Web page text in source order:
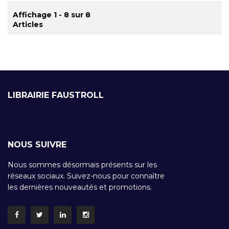
Affichage 1 - 8 sur 8
Articles
LIBRAIRIE FAUSTROLL
NOUS SUIVRE
Nous sommes désormais présents sur les
réseaux sociaux. Suivez-nous pour connaître
les dernières nouveautés et promotions.